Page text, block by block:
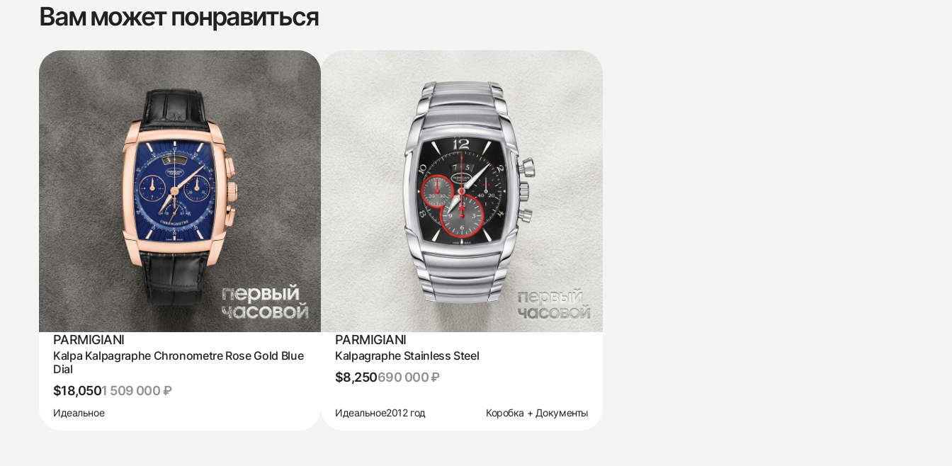
Вам может понравиться
PARMIGIANI
Kalpa Kalpagraphe Chronometre Rose Gold Blue
Dial
$18,0501 509 000 ₽
Идеальное
PARMIGIANI
Kalpagraphe Stainless Steel
$8,250690 000 ₽
Идеальное2012 год Коробка + Документы